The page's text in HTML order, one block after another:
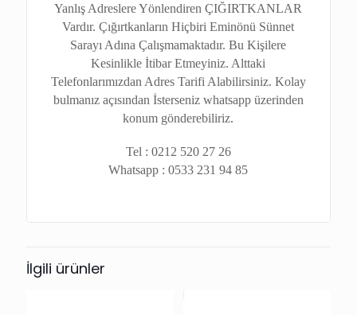
Yanlış Adreslere Yönlendiren ÇIĞIRTKANLAR
Vardır. Çığırtkanların Hiçbiri Eminönü Sünnet
Sarayı Adına Çalışmamaktadır. Bu Kişilere
Kesinlikle İtibar Etmeyiniz. Alttaki
Telefonlarımızdan Adres Tarifi Alabilirsiniz. Kolay
bulmanız açısından İsterseniz whatsapp üzerinden
konum gönderebiliriz.
Tel : 0212 520 27 26
Whatsapp : 0533 231 94 85
İlgili ürünler